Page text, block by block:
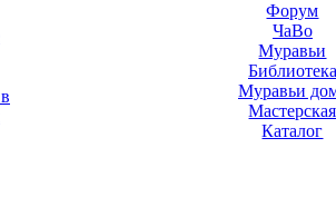
Форум
ЧаВо
Муравьи
Библиотека
Муравьи
Мастерская
Каталог